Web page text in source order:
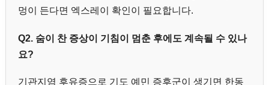
멍이 든다면 엑스레이 확인이 필요합니다.
Q2. 숨이 찬 증상이 기침이 멈춘 후에도 계속될 수 있나
요?
기관지염 후유증으로 기도 예민 증후군이 생기면 한동